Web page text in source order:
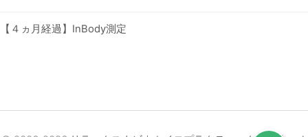
【４ヵ月経過】InBody測定